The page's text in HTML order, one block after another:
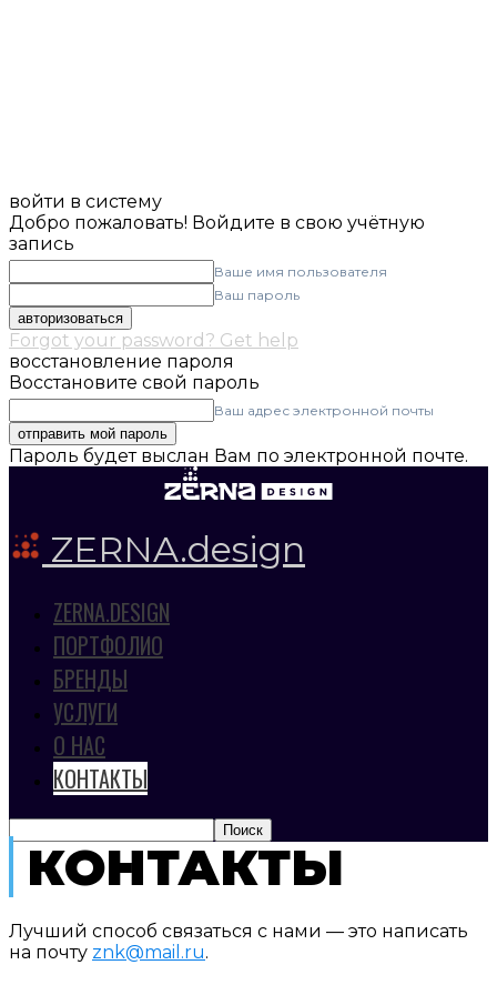
войти в систему
Добро пожаловать! Войдите в свою учётную
запись
Ваше имя пользователя
Ваш пароль
Forgot your password? Get help
восстановление пароля
Восстановите свой пароль
Ваш адрес электронной почты
Пароль будет выслан Вам по электронной почте.
ZERNA.design
ZERNA.DESIGN
ПОРТФОЛИО
БРЕНДЫ
УСЛУГИ
О НАС
КОНТАКТЫ
КОНТАКТЫ
Лучший способ связаться с нами — это написать
на почту znk@mail.ru.